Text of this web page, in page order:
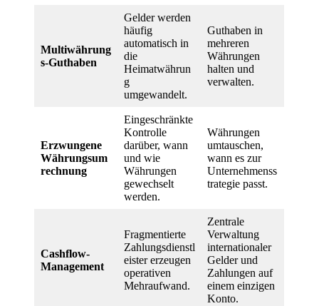
Multiwährung
s-Guthaben
Gelder werden
häufig
automatisch in
die
Heimatwährun
g
umgewandelt.
Guthaben in
mehreren
Währungen
halten und
verwalten.
Erzwungene
Währungsum
rechnung
Eingeschränkte
Kontrolle
darüber, wann
und wie
Währungen
gewechselt
werden.
Währungen
umtauschen,
wann es zur
Unternehmenss
trategie passt.
Cashflow-
Management
Fragmentierte
Zahlungsdienstl
eister erzeugen
operativen
Mehraufwand.
Zentrale
Verwaltung
internationaler
Gelder und
Zahlungen auf
einem einzigen
Konto.